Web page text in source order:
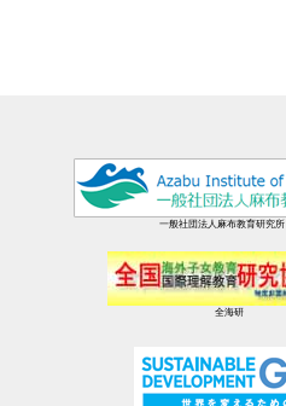
一般社団法人麻布教育研究所
全海研